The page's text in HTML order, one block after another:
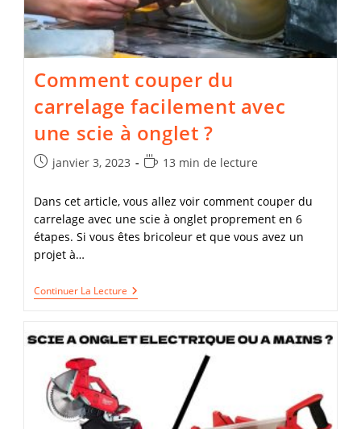
Comment couper du
carrelage facilement avec
une scie à onglet ?
Publication
janvier 3, 2023
Temps
lecture :
13 min de lecture
Dans cet article, vous allez voir comment couper du
carrelage avec une scie à onglet proprement en 6
étapes. Si vous êtes bricoleur et que vous avez un
projet à…
Continuer La Lecture Comment
Couper
Facilement
Onglet
?